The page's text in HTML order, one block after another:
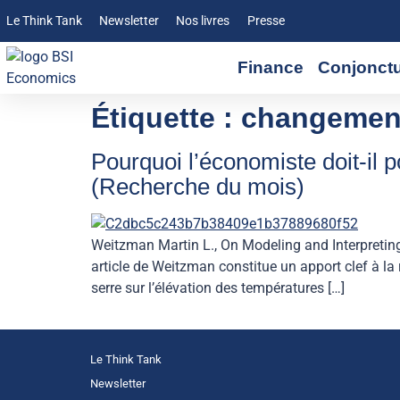
Le Think Tank Newsletter Nos livres Presse
Finance
Étiquette :
Pourquoi l’économiste doit-il
(Recherche du mois)
Weitzman Martin L., On Modeling and
article de Weitzman constitue un apport clef à
serre sur l’élévation des températures […]
Le Think Tank
Newsletter